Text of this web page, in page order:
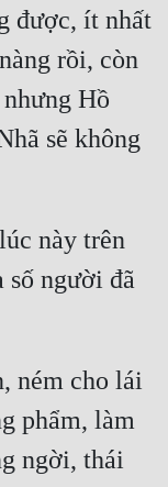
được, ít nhất
rồi, còn
Hồ
sẽ không
này trên
số người đã
ném cho lái
phẩm, làm
ngời, thái